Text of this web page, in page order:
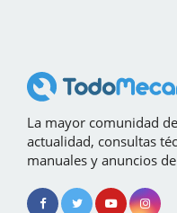
La mayor comunidad
actualidad, consultas
manuales y anuncios